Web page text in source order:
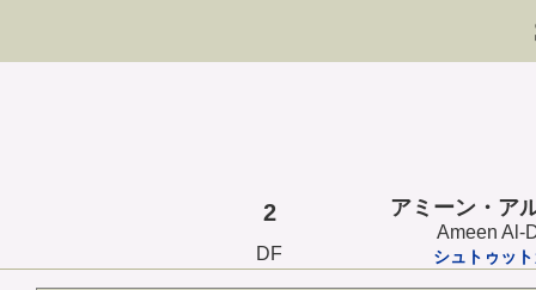
2 アミーン・ア
Ameen Al-
DF
シュトゥッ